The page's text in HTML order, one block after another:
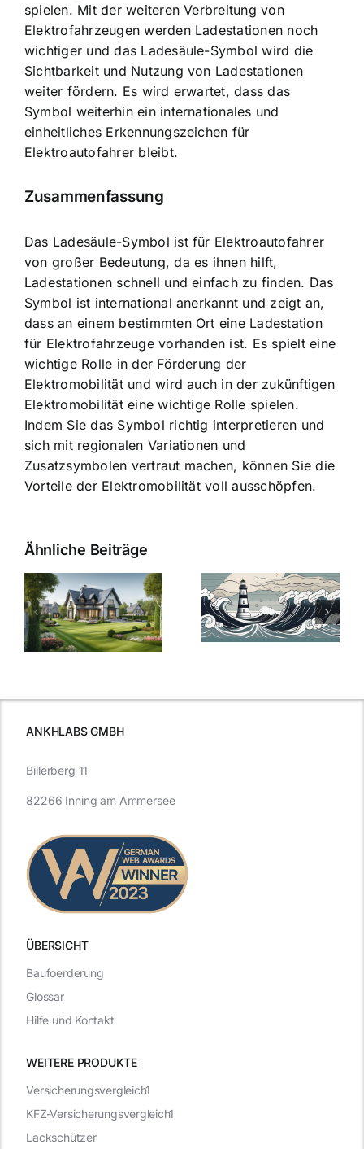
spielen. Mit der weiteren Verbreitung von
Elektrofahrzeugen werden Ladestationen noch
wichtiger und das Ladesäule-Symbol wird die
Sichtbarkeit und Nutzung von Ladestationen
weiter fördern. Es wird erwartet, dass das
Symbol weiterhin ein internationales und
einheitliches Erkennungszeichen für
Elektroautofahrer bleibt.
Zusammenfassung
Das Ladesäule-Symbol ist für Elektroautofahrer
von großer Bedeutung, da es ihnen hilft,
Ladestationen schnell und einfach zu finden. Das
Symbol ist international anerkannt und zeigt an,
dass an einem bestimmten Ort eine Ladestation
für Elektrofahrzeuge vorhanden ist. Es spielt eine
wichtige Rolle in der Förderung der
Elektromobilität und wird auch in der zukünftigen
Elektromobilität eine wichtige Rolle spielen.
Indem Sie das Symbol richtig interpretieren und
sich mit regionalen Variationen und
Zusatzsymbolen vertraut machen, können Sie die
Vorteile der Elektromobilität voll ausschöpfen.
Ähnliche Beiträge
Bauzinsen im
Sturm: Die
aktuelle
Entwicklung
Die Evolution
der
Bauzinsen: Ein
Blick in die
ANKHLABS GMBH
ÜBERSICHT
WEITERE PRODUKTE
Versicherungsvergleich1
KFZ-Versicherungsvergleich1
Lackschützer
Billerberg 11
82266 Inning am Ammersee
Baufoerderung
Glossar
Hilfe und Kontakt